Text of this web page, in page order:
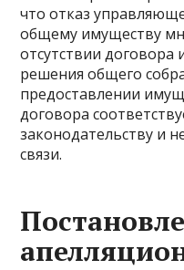
что отказ
общему имуществу
отсутствии договора
решения общего
предоставлении
договора
законодательству и
связи.